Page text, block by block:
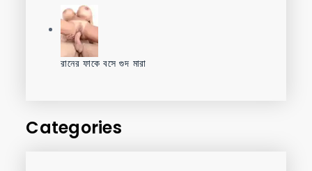
রানের ফাকে বসে গুদ মারা
Categories